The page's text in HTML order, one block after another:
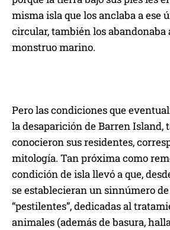
misma isla que los anclaba a ese
circular, también los abandonaba
monstruo marino.
Pero las condiciones que
la desaparición de Barren Island,
conocieron sus residentes,
mitología. Tan próxima como
condición de isla llevó a que,
se establecieran un sinnúmero
“pestilentes”, dedicadas al
animales (además de basura,